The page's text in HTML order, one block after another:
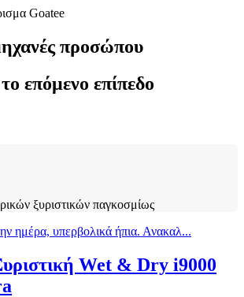
προσώπου
επόμενο επίπεδο
ξυριστικών παγκοσμίως
ημέρα, υπερβολικά ήπια. Ανακαλ...
Wet & Dry i9000